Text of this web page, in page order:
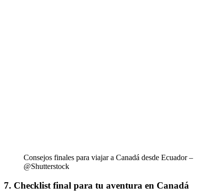
Consejos finales para viajar a Canadá desde Ecuador –
@Shutterstock
7. Checklist final para tu aventura en Canadá